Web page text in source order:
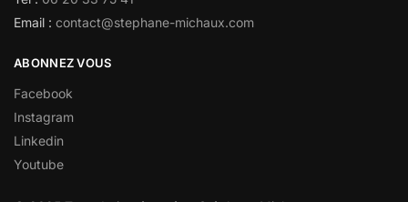
Email : contact@stephane-michaux.com
ABONNEZ VOUS
Facebook
Instagram
Linkedin
Youtube